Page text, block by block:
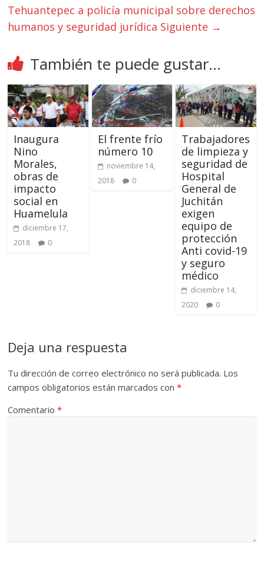
Tehuantepec a policía municipal sobre derechos
humanos y seguridad jurídica Siguiente →
También te puede gustar...
Inaugura
Nino
Morales,
obras de
impacto
social en
Huamelula
diciembre 17,
2018
0
El frente frío
número 10
noviembre 14,
2018
0
Trabajadores
de limpieza y
seguridad de
Hospital
General de
Juchitán
exigen
equipo de
protección
Anti covid-19
y seguro
médico
diciembre 14,
2020
0
Deja una respuesta
Tu dirección de correo electrónico no será publicada. Los
campos obligatorios están marcados con*
Comentario*